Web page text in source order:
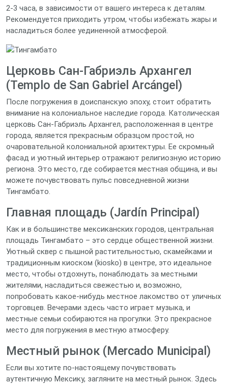
2-3 часа, в зависимости от вашего интереса к деталям.
Рекомендуется приходить утром, чтобы избежать жары и
насладиться более уединенной атмосферой.
Церковь Сан-Габриэль Архангел
(Templo de San Gabriel Arcángel)
После погружения в доиспанскую эпоху, стоит обратить
внимание на колониальное наследие города. Католическая
церковь Сан-Габриэль Архангел, расположенная в центре
города, является прекрасным образцом простой, но
очаровательной колониальной архитектуры. Ее скромный
фасад и уютный интерьер отражают религиозную историю
региона. Это место, где собирается местная община, и вы
можете почувствовать пульс повседневной жизни
Тингамбато.
Главная площадь (Jardín Principal)
Как и в большинстве мексиканских городов, центральная
площадь Тингамбато – это сердце общественной жизни.
Уютный сквер с пышной растительностью, скамейками и
традиционным киоском (kiosko) в центре, это идеальное
место, чтобы отдохнуть, понаблюдать за местными
жителями, насладиться свежестью и, возможно,
попробовать какое-нибудь местное лакомство от уличных
торговцев. Вечерами здесь часто играет музыка, и
местные семьи собираются на прогулки. Это прекрасное
место для погружения в местную атмосферу.
Местный рынок (Mercado Municipal)
Если вы хотите по-настоящему почувствовать
аутентичную Мексику, загляните на местный рынок. Здесь